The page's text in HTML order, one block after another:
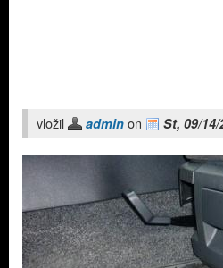
vložil admin on St, 09/